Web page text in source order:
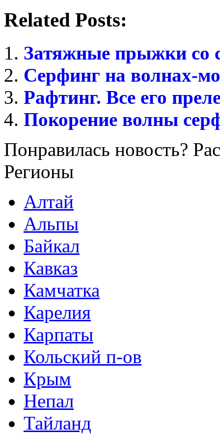
Related Posts:
Затяжные прыжки со
Серфинг на волнах-
Рафтинг. Все его
Покорение волны
Понравилась новость?
Регионы
Алтай
Альпы
Байкал
Кавказ
Камчатка
Карелия
Карпаты
Кольский п-ов
Крым
Непал
Тайланд